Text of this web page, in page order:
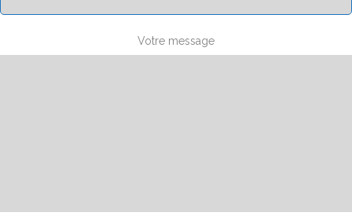
Votre message